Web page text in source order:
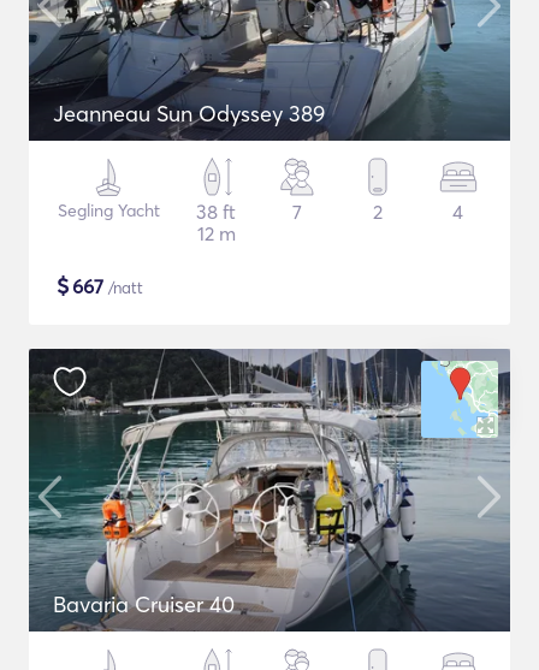
Jeanneau Sun Odyssey 389
Segling Yacht
38 ft
12 m
7 2 4
$667 /natt
Bavaria Cruiser 40